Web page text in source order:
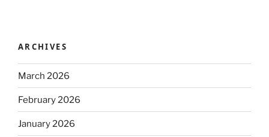
ARCHIVES
March 2026
February 2026
January 2026